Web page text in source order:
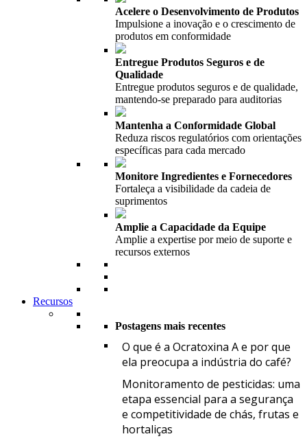
Acelere o Desenvolvimento de Produtos
Impulsione a inovação e o crescimento de
produtos em conformidade
Entregue Produtos Seguros e de
Qualidade
Entregue produtos seguros e de qualidade,
mantendo-se preparado para auditorias
Mantenha a Conformidade Global
Reduza riscos regulatórios com orientações
específicas para cada mercado
Monitore Ingredientes e Fornecedores
Fortaleça a visibilidade da cadeia de
suprimentos
Amplie a Capacidade da Equipe
Amplie a expertise por meio de suporte e
recursos externos
Recursos
Postagens mais recentes
O que é a Ocratoxina A e por que
ela preocupa a indústria do café?
Monitoramento de pesticidas: uma
etapa essencial para a segurança
e competitividade de chás, frutas e
hortaliças